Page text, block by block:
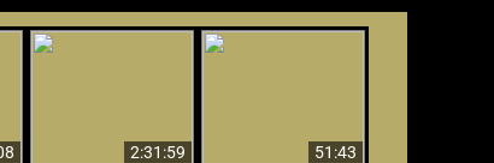
2:31:59
51:43